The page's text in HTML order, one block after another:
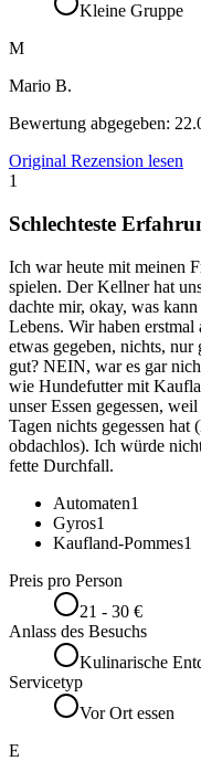
Kleine Gruppe
M
Mario B.
Bewertung abgegeben:
Original Rezension lesen
1
Schlechteste
Ich war heute mit meinen
spielen. Der Kellner hat
dachte mir, okay, was
Lebens. Wir haben
etwas gegeben, nichts,
gut? NEIN, war es gar
wie Hundefutter mit
unser Essen gegessen,
Tagen nichts gegessen hat
obdachlos). Ich würde
fette Durchfall.
Automaten1
Gyros1
Kaufland-Pommes1
Preis pro Person
21 - 30 €
Anlass des Besuchs
Kulinarische
Servicetyp
Vor Ort essen
E